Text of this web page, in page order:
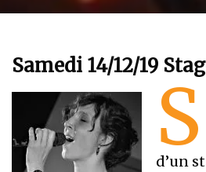
Samedi 14/12/19
S
d’un